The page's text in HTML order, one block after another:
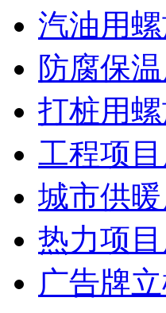
汽油用
防腐保
打桩用
工程项
城市供
热力项
广告牌